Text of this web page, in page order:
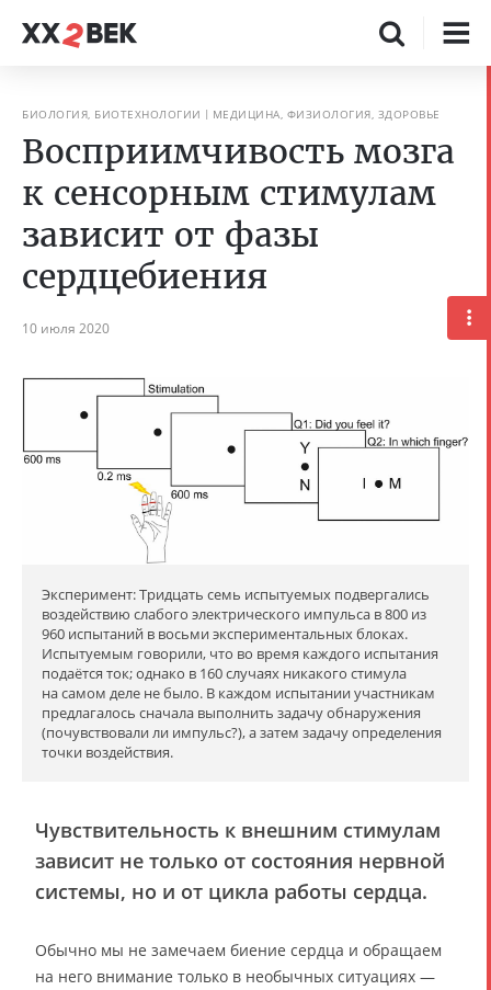
БИОЛОГИЯ, БИОТЕХНОЛОГИИ МЕДИЦИНА, ФИЗИОЛОГИЯ, ЗДОРОВЬЕ
Восприимчивость мозга
к сенсорным стимулам
зависит от фазы
сердцебиения
10 июля 2020
Эксперимент: Тридцать семь испытуемых подвергались
воздействию слабого электрического импульса в 800 из
960 испытаний в восьми экспериментальных блоках.
Испытуемым говорили, что во время каждого испытания
подаётся ток; однако в 160 случаях никакого стимула
на самом деле не было. В каждом испытании участникам
предлагалось сначала выполнить задачу обнаружения
(почувствовали ли импульс?), а затем задачу определения
точки воздействия.
Чувствительность к внешним стимулам
зависит не только от состояния нервной
системы, но и от цикла работы сердца.
Обычно мы не замечаем биение сердца и обращаем
на него внимание только в необычных ситуациях —